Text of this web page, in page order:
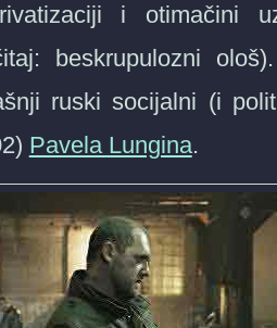
i otimačini
beskrupulozni
ruski socijalni (i
Pavela Lungina.